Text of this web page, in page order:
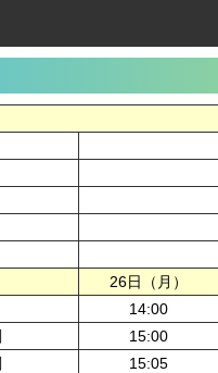
26日（月）
14:00
15:00
15:05